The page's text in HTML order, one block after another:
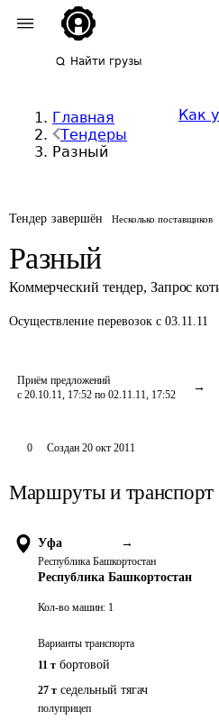
Найти грузы
Главная
Тендеры
Разный
Как
Тендер завершён Несколько поставщиков
Разный
Коммерческий тендер, Запрос
Осуществление перевозок с 03.11.11
Приём предложений
с 20.10.11, 17:52 по 02.11.11, 17:52
0 Создан 20 окт 2011
Маршруты и транспорт
Уфа →
Республика Башкортостан
Республика Башкортостан
Кол-во машин: 1
Варианты транспорта
11 т бортовой
27 т седельный тягач
полуприцеп